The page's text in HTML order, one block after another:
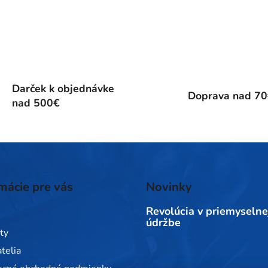
Darček k objednávke
nad 500€
Doprava nad
pre vás Novinky
Revolúcia v
údržbe